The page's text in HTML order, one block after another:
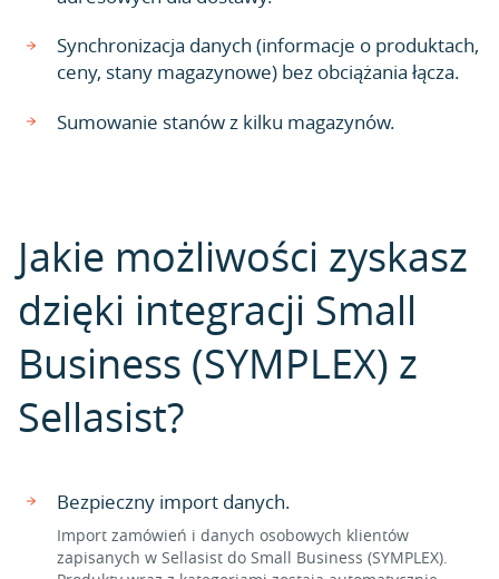
Synchronizacja danych (informacje o produktach,
ceny, stany magazynowe) bez obciążania łącza.
Sumowanie stanów z kilku magazynów.
Jakie możliwości zyskasz
dzięki integracji Small
Business (SYMPLEX) z
Sellasist?
Bezpieczny import danych.
Import zamówień i danych osobowych klientów
zapisanych w Sellasist do Small Business (SYMPLEX).